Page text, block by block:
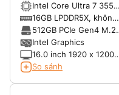
RAM 16GB, SSD 1TB,
16.0" IPS WUXGA
Intel Core Ultra 7 355
(8 nhân, 8 luồng, xung
nhịp tối đa 4.7GHz,
12MB Intel Smart
Cache, NPU 49 TOPS)
16GB LPDDR5X, không
hỗ trợ nâng cấp
512GB PCIe Gen4 M.2
SSD
Intel Graphics
16.0 inch 1920 x 1200
(WUXGA) IPS, tỷ lệ
So sánh